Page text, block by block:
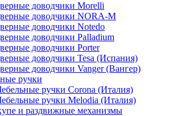
доводчики Morelli
доводчики NORA-M
доводчики Notedo
доводчики Palladium
доводчики Porter
доводчики Tesa (Испания)
доводчики Vanger (Вангер)
ручки
ручки Corona (Италия)
ручки Melodia (Италия)
и раздвижные механизмы